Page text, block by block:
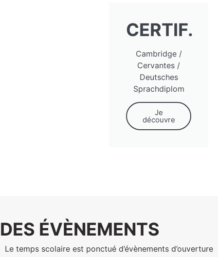
CERTIF.
Cambridge /
Cervantes /
Deutsches
Sprachdiplom
Je
découvre
DES ÉVÈNEMENTS
Le temps scolaire est ponctué d’évènements d’ouverture